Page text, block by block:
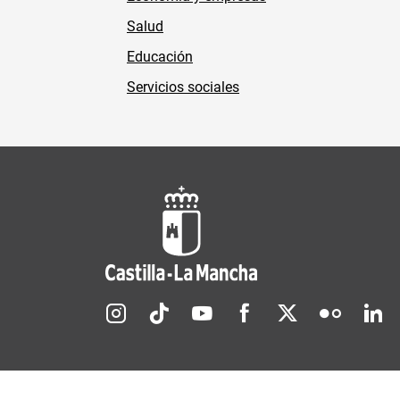
Salud
Educación
Servicios sociales
Redes sociales JCCM